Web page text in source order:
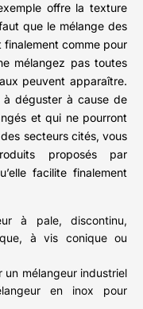
offre la texture
que le mélange des
finalement comme pour
mélangez pas toutes
peuvent apparaître.
déguster à cause de
et qui ne pourront
secteurs cités, vous
proposés par
facilite finalement
à pale, discontinu,
à vis conique ou
un mélangeur industriel
en inox pour